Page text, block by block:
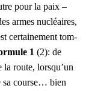
pour la paix –
armes nucléaires,
cer­tai­ne­ment tom­
1 (2): de
la route, lorsqu’un
sa course… bien